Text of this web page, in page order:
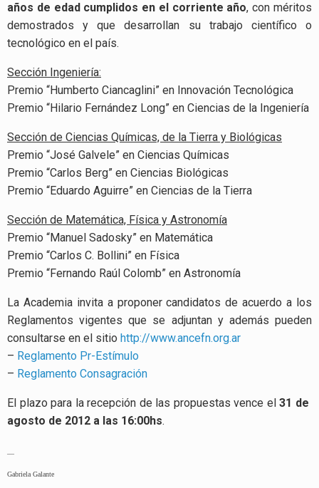
años de edad cumplidos en el corriente año, con méritos
demostrados y que desarrollan su trabajo científico o
tecnológico en el país.
Sección Ingeniería:
Premio “Humberto Ciancaglini” en Innovación Tecnológica
Premio “Hilario Fernández Long” en Ciencias de la Ingeniería
Sección de Ciencias Químicas, de la Tierra y Biológicas
Premio “José Galvele” en Ciencias Químicas
Premio “Carlos Berg” en Ciencias Biológicas
Premio “Eduardo Aguirre” en Ciencias de la Tierra
Sección de Matemática, Física y Astronomía
Premio “Manuel Sadosky” en Matemática
Premio “Carlos C. Bollini” en Física
Premio “Fernando Raúl Colomb” en Astronomía
La Academia invita a proponer candidatos de acuerdo a los
Reglamentos vigentes que se adjuntan y además pueden
consultarse en el sitio http://www.ancefn.org.ar
– Reglamento Pr-Estímulo
– Reglamento Consagración
El plazo para la recepción de las propuestas vence el31 de
agosto de 2012 a las 16:00hs.
—
Gabriela Galante